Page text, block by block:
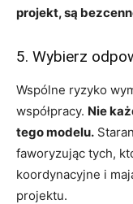
projekt, są
5. Wybierz
Wspólne ryzyko
współpracy. Nie
tego modelu.
faworyzując tych,
koordynacyjne i
projektu.